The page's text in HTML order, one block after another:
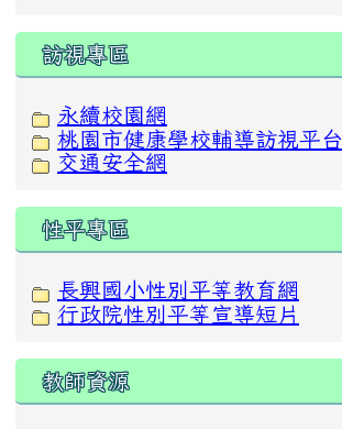
訪視專區
永續校園網
桃園市健康學校輔導訪視平台
交通安全網
性平專區
長興國小性別平等教育網
行政院性別平等宣導短片
教師資源